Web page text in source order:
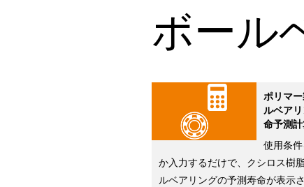
ボール
ポリマ
ルベア
命予測
使用条
か入力するだけで、クシロス樹
ルベアリングの予測寿命が表示